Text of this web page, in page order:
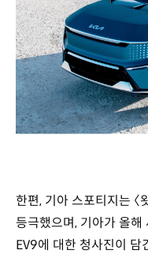
한편, 기아 스포티지는 〈
등극했으며, 기아가 올
EV9에 대한 청사진이 담